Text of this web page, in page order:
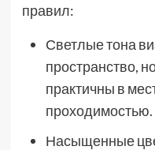
правил:
Светлые тона
пространство,
практичны в
проходимостью.
Насыщенные